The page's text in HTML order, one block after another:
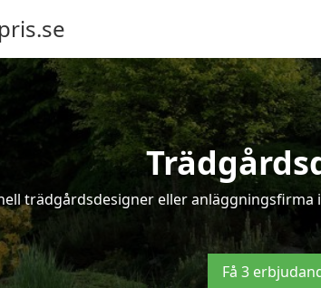
trädgårdsdesigner eller
Få 3